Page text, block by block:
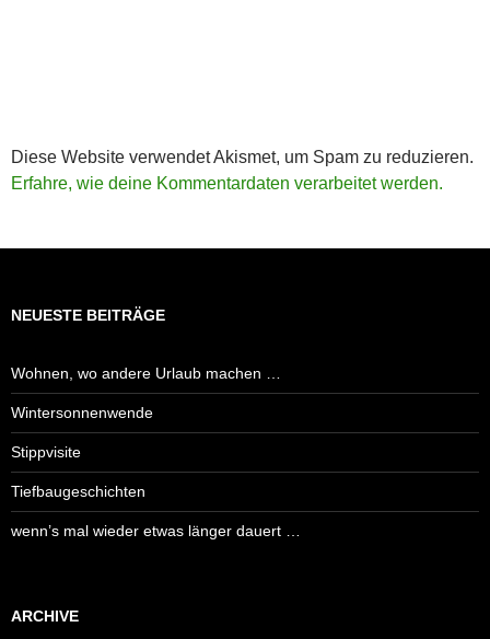
Diese Website verwendet Akismet, um Spam zu reduzieren.
Erfahre, wie deine Kommentardaten verarbeitet werden.
NEUESTE BEITRÄGE
Wohnen, wo andere Urlaub machen …
Wintersonnenwende
Stippvisite
Tiefbaugeschichten
wenn’s mal wieder etwas länger dauert …
ARCHIVE